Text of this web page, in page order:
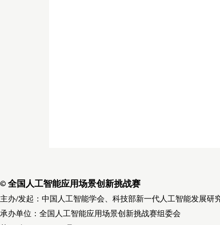
© 全国人工智能应用场景创新挑战赛
主办/发起：中国人工智能学会、科技部新一代人工智能发展研
承办单位：全国人工智能应用场景创新挑战赛组委会